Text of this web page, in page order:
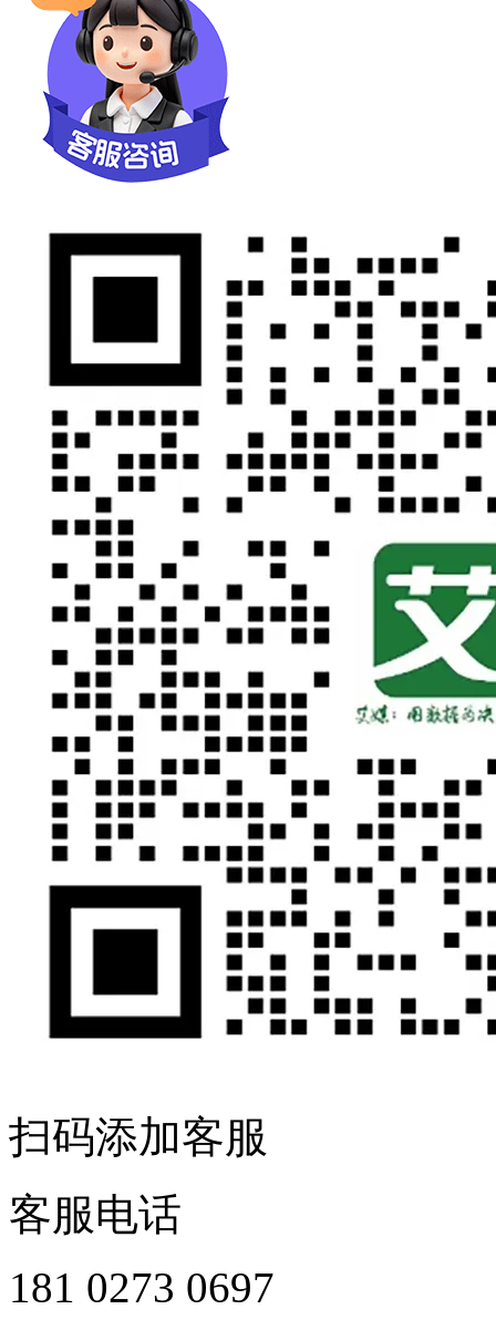
扫码添加客服
客服电话
181 0273 0697